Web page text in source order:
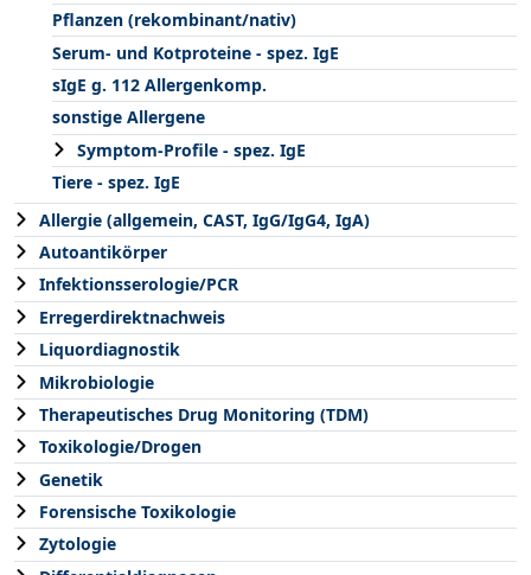
Pflanzen (rekombinant/nativ)
Serum- und Kotproteine - spez. IgE
sIgE g. 112 Allergenkomp.
sonstige Allergene
Symptom-Profile - spez. IgE
Tiere - spez. IgE
Allergie (allgemein, CAST, IgG/IgG4, IgA)
Autoantikörper
Infektionsserologie/PCR
Erregerdirektnachweis
Liquordiagnostik
Mikrobiologie
Therapeutisches Drug Monitoring (TDM)
Toxikologie/Drogen
Genetik
Forensische Toxikologie
Zytologie